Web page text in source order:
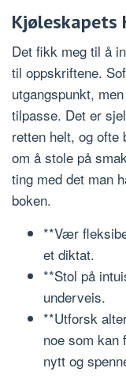
Kjøleskapets
Det fikk meg til å
til oppskriftene.
utgangspunkt,
tilpasse. Det er
retten helt, og ofte
om å stole på
ting med det man
boken.
**Vær
et diktat.
**Stol på
underveis.
**Utforsk
noe som kan
nytt og